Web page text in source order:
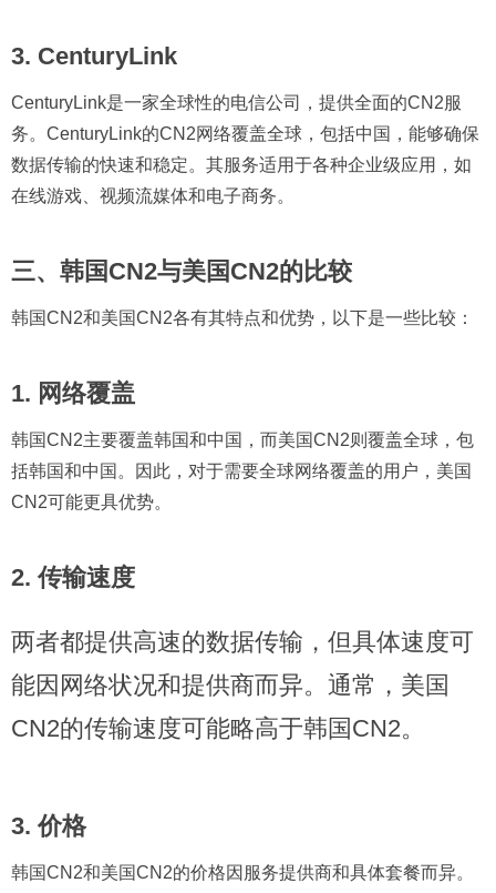
3. CenturyLink
CenturyLink是一家全球性的电信公司，提供全面的CN2服
务。CenturyLink的CN2网络覆盖全球，包括中国，能够确保
数据传输的快速和稳定。其服务适用于各种企业级应用，如
在线游戏、视频流媒体和电子商务。
三、韩国CN2与美国CN2的比较
韩国CN2和美国CN2各有其特点和优势，以下是一些比较：
1. 网络覆盖
韩国CN2主要覆盖韩国和中国，而美国CN2则覆盖全球，包
括韩国和中国。因此，对于需要全球网络覆盖的用户，美国
CN2可能更具优势。
2. 传输速度
两者都提供高速的数据传输，但具体速度可
能因网络状况和提供商而异。通常，美国
CN2的传输速度可能略高于韩国CN2。
3. 价格
韩国CN2和美国CN2的价格因服务提供商和具体套餐而异。